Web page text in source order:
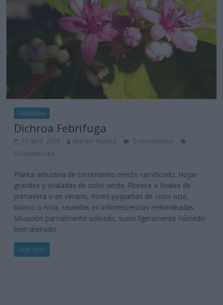
Arbustos
Dichroa Febrifuga
10 abril, 2019 Marisol Huesca
0 comentarios
Dificultad baja
Planta arbustiva de crecimiento erecto ramificado. Hojas
grandes y ovaladas de color verde. Florece a finales de
primavera o en verano, flores pequeñas de color azul,
blanco o rosa, reunidas en inflorescencias redondeadas.
Situación parcialmente soleada, suelo ligeramente húmedo
bien drenado.
Leer más